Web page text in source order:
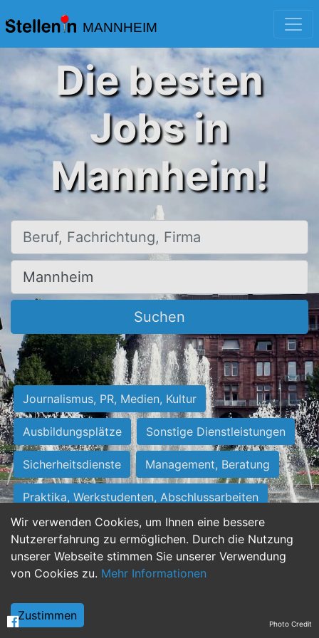
MANNHEIM
Wir verwenden Cookies, um Ihnen eine bessere
Nutzererfahrung zu ermöglichen. Durch die Nutzung
unserer Webseite stimmen Sie unserer Verwendung
von Cookies zu. Mehr Informationen
Zustimmen
Die besten
Jobs in
Mannheim!
Beruf, Fachrichtung, Firma
Ort, Stadt
Suchen
Journalismus, PR, Medien, Kultur
Ausbildungsplätze Sonstige Dienstleistungen
Sicherheitsdienste Management, Beratung
Praktika, Werkstudenten, Abschlussarbeiten
Personalwesen Assistenz, Sekretariat
Hilfskräfte, Aushilfs- und Nebenjobs
Weiterbildung, Studium, duale Ausbildung Photo Credit